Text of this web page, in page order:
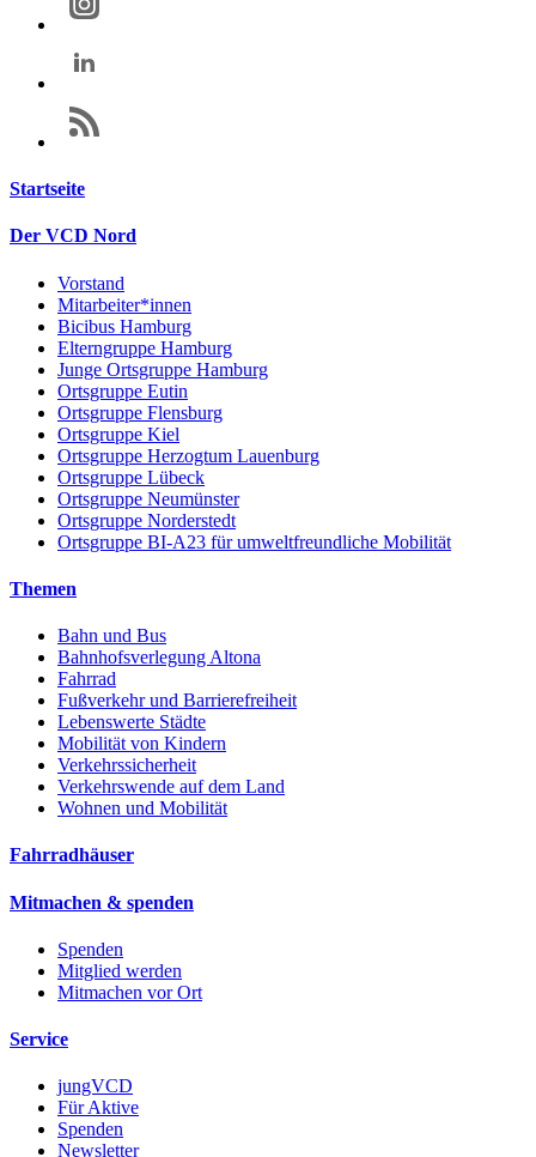
Startseite
Der VCD Nord
Vorstand
Mitarbeiter*innen
Bicibus Hamburg
Elterngruppe Hamburg
Junge Ortsgruppe Hamburg
Ortsgruppe Eutin
Ortsgruppe Flensburg
Ortsgruppe Kiel
Ortsgruppe Herzogtum Lauenburg
Ortsgruppe Lübeck
Ortsgruppe Neumünster
Ortsgruppe Norderstedt
Ortsgruppe BI-A23 für umweltfreundliche Mobilität
Themen
Bahn und Bus
Bahnhofsverlegung Altona
Fahrrad
Fußverkehr und Barrierefreiheit
Lebenswerte Städte
Mobilität von Kindern
Verkehrssicherheit
Verkehrswende auf dem Land
Wohnen und Mobilität
Fahrradhäuser
Mitmachen & spenden
Spenden
Mitglied werden
Mitmachen vor Ort
Service
jungVCD
Für Aktive
Spenden
Newsletter